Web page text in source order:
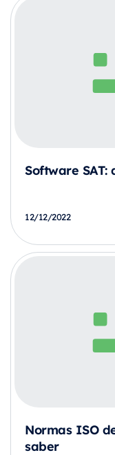
Software
12/12/2022
Normas ISO
saber